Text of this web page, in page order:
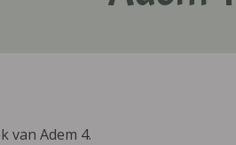
van Adem 4.